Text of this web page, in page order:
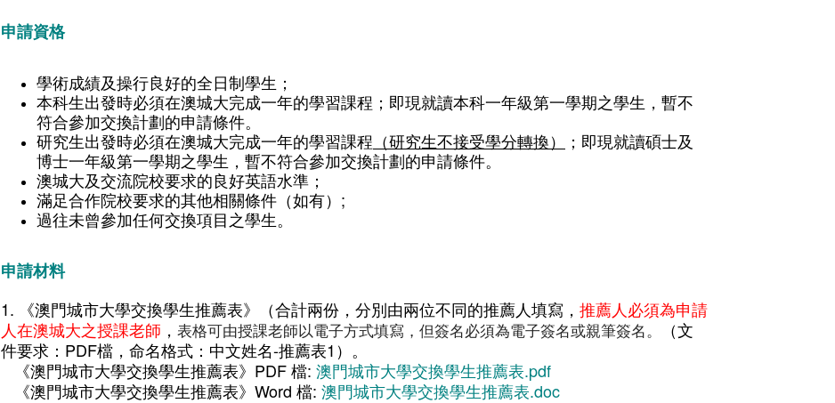
申請資格
學術成績及操行良好的全日制學生；
本科生出發時必須在澳城大完成一年的學習課程；即現就讀本科一年級第一學期之學生，暫不
符合參加交換計劃的申請條件。
研究生出發時必須在澳城大完成一年的學習課程 （研究生不接受學分轉換） ；即現就讀碩士及
博士一年級第一學期之學生，暫不符合參加交換計劃的申請條件。
澳城大及交流院校要求的良好英語水準；
滿足合作院校要求的其他相關條件（如有）;
過往未曾參加任何交換項目之學生。
申請材料
1. 《澳門城市大學交換學生推薦表》（合計兩份，分別由兩位不同的推薦人填寫， 推薦人必須為申請
人在澳城大之授課老師 ， 表格可由授課老師以電子方式填寫 ，但簽名必須為電子簽名或親筆簽名。
（文
件要求：PDF檔，命名格式：中文姓名-推薦表1）。
《澳門城市大學交換學生推薦表》PDF 檔: 澳門城市大學交換學生推薦表.pdf
《澳門城市大學交換學生推薦表》Word 檔: 澳門城市大學交換學生推薦表.doc